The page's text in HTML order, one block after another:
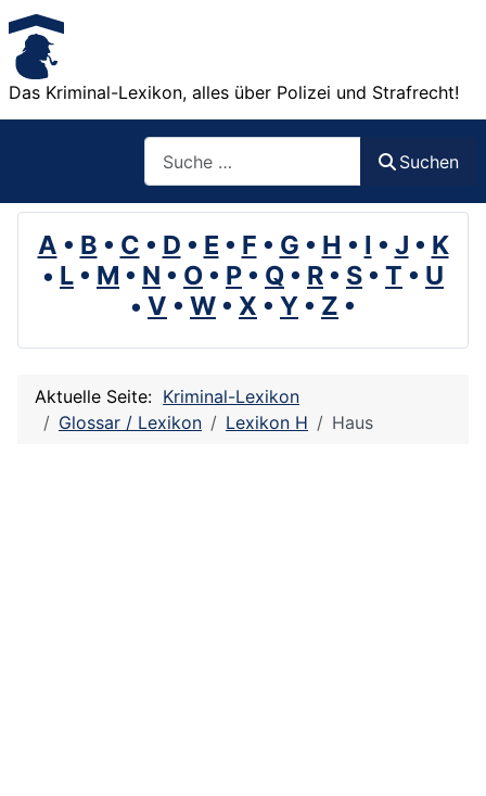
Das Kriminal-Lexikon, alles über Polizei und Strafrecht!
Suchen
A • B • C • D • E • F • G • H • I • J • K
• L • M • N • O • P • Q • R • S • T • U
• V • W • X • Y • Z •
Aktuelle Seite: Kriminal-Lexikon
Glossar / Lexikon
Lexikon H Haus